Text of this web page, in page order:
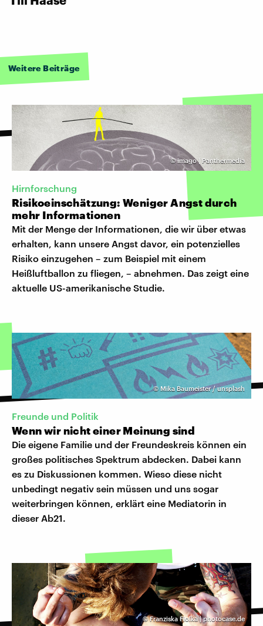
Weitere Beiträge
©imago | Panthermedia
Hirnforschung
Risikoeinschätzung: Weniger Angst durch
mehr Informationen
Mit der Menge der Informationen, die wir über etwas
erhalten, kann unsere Angst davor, ein potenzielles
Risiko einzugehen – zum Beispiel mit einem
Heißluftballon zu fliegen, – abnehmen. Das zeigt eine
aktuelle US-amerikanische Studie.
© Mika Baumeister / unsplash
Freunde und Politik
Wenn wir nicht einer Meinung sind
Die eigene Familie und der Freundeskreis können ein
großes politisches Spektrum abdecken. Dabei kann
es zu Diskussionen kommen. Wieso diese nicht
unbedingt negativ sein müssen und uns sogar
weiterbringen können, erklärt eine Mediatorin in
dieser Ab21.
©Franziska Fiolka | photocase.de